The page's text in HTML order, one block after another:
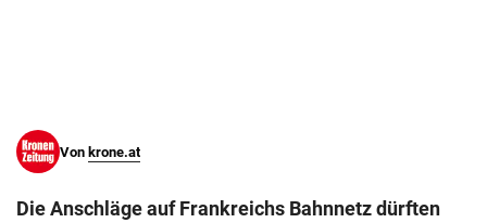
Von krone.at
Die Anschläge auf Frankreichs Bahnnetz dürften